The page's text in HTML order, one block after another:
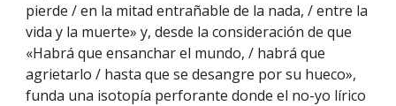
pierde / en la mitad entrañable de la nada, / entre la
vida y la muerte» y, desde la consideración de que
«Habrá que ensanchar el mundo, / habrá que
agrietarlo / hasta que se desangre por su hueco»,
funda una isotopía perforante donde el no-yo lírico